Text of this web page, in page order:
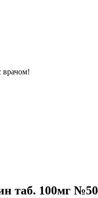
врачом!
таб. 100мг №50